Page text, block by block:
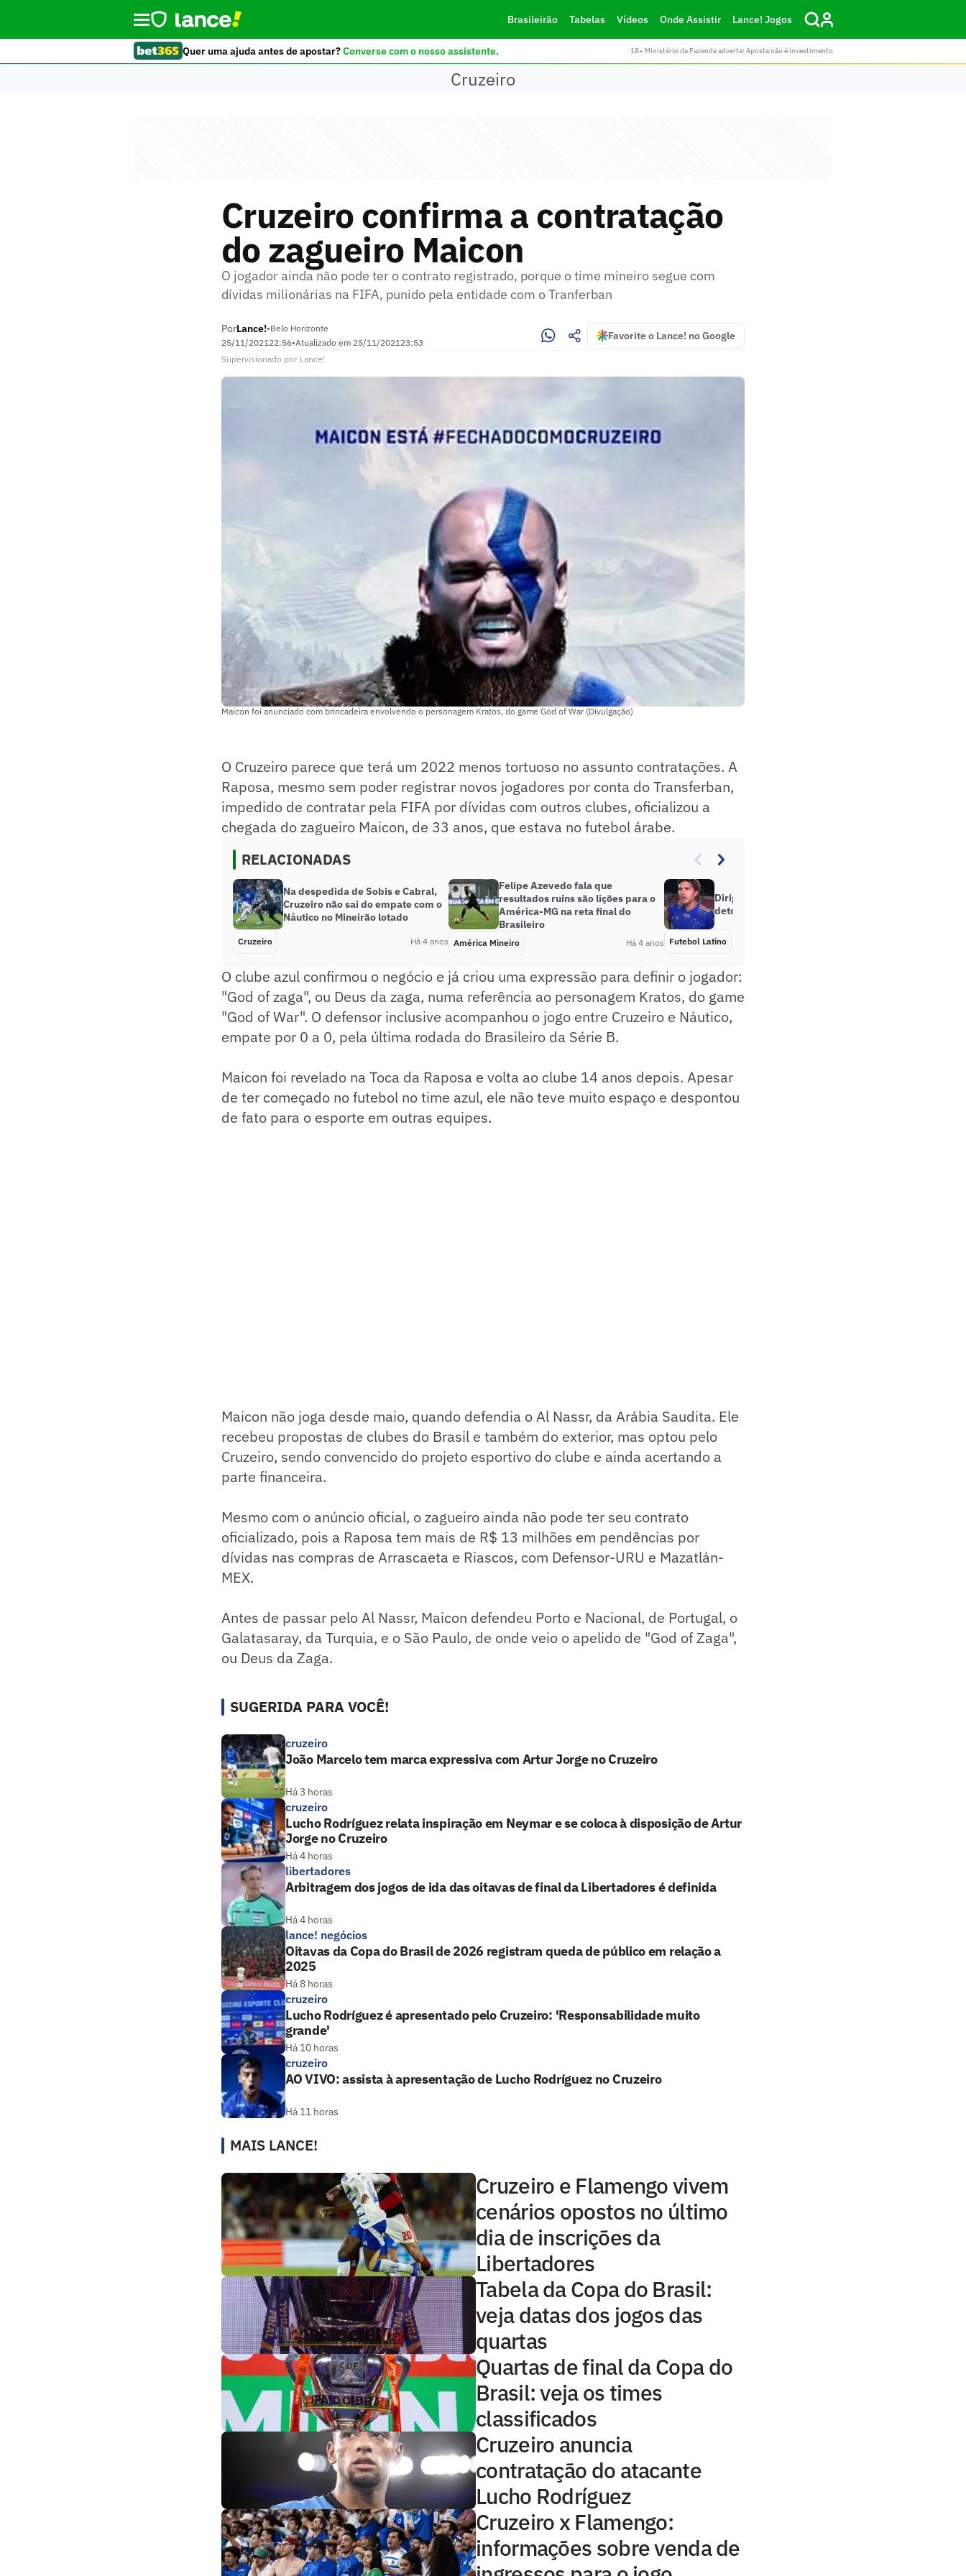
Brasileirão Tabelas Vídeos Onde Assistir Lance! Jogos
Quer uma ajuda antes de apostar?Converse com o nosso assistente. 18+ Ministério da Fazenda adverte: Aposta não é investimento
Cruzeiro
Cruzeiro confirma a contratação
do zagueiro Maicon
O jogador ainda não pode ter o contrato registrado, porque o time mineiro segue com
dívidas milionárias na FIFA, punido pela entidade com o Tranferban
PorLance!•Belo Horizonte
25/11/202122:56•Atualizado em 25/11/202123:53
Favorite o Lance! no Google
Supervisionado por Lance!
Maicon foi anunciado com brincadeira envolvendo o personagem Kratos, do game God of War (Divulgação)
O Cruzeiro parece que terá um 2022 menos tortuoso no assunto contratações. A
Raposa, mesmo sem poder registrar novos jogadores por conta do Transferban,
impedido de contratar pela FIFA por dívidas com outros clubes, oficializou a
chegada do zagueiro Maicon, de 33 anos, que estava no futebol árabe.
RELACIONADAS
Na despedida de Sobis e Cabral,
Cruzeiro não sai do empate com o
Náutico no Mineirão lotado
Cruzeiro Há 4 anos
Felipe Azevedo fala que
resultados ruins são lições para o
América-MG na reta final do
Brasileiro
América Mineiro Há 4 anos
Dirigente de clube sul-americano
detona Marcelo Moreno
Futebol Latino
O clube azul confirmou o negócio e já criou uma expressão para definir o jogador:
"God of zaga", ou Deus da zaga, numa referência ao personagem Kratos, do game
"God of War". O defensor inclusive acompanhou o jogo entre Cruzeiro e Náutico,
empate por 0 a 0, pela última rodada do Brasileiro da Série B.
Maicon foi revelado na Toca da Raposa e volta ao clube 14 anos depois. Apesar
de ter começado no futebol no time azul, ele não teve muito espaço e despontou
de fato para o esporte em outras equipes.
Maicon não joga desde maio, quando defendia o Al Nassr, da Arábia Saudita. Ele
recebeu propostas de clubes do Brasil e também do exterior, mas optou pelo
Cruzeiro, sendo convencido do projeto esportivo do clube e ainda acertando a
parte financeira.
Mesmo com o anúncio oficial, o zagueiro ainda não pode ter seu contrato
oficializado, pois a Raposa tem mais de R$ 13 milhões em pendências por
dívidas nas compras de Arrascaeta e Riascos, com Defensor-URU e Mazatlán-
MEX.
Antes de passar pelo Al Nassr, Maicon defendeu Porto e Nacional, de Portugal, o
Galatasaray, da Turquia, e o São Paulo, de onde veio o apelido de "God of Zaga",
ou Deus da Zaga.
SUGERIDA PARA VOCÊ!
cruzeiro
João Marcelo tem marca expressiva com Artur Jorge no Cruzeiro
Há 3 horas
cruzeiro
Lucho Rodríguez relata inspiração em Neymar e se coloca à disposição de Artur
Jorge no Cruzeiro
Há 4 horas
libertadores
Arbitragem dos jogos de ida das oitavas de final da Libertadores é definida
Há 4 horas
lance! negócios
Oitavas da Copa do Brasil de 2026 registram queda de público em relação a
2025
Há 8 horas
cruzeiro
Lucho Rodríguez é apresentado pelo Cruzeiro: 'Responsabilidade muito
grande'
Há 10 horas
cruzeiro
AO VIVO: assista à apresentação de Lucho Rodríguez no Cruzeiro
Há 11 horas
MAIS LANCE!
Cruzeiro e Flamengo vivem
cenários opostos no último
dia de inscrições da
Libertadores
Tabela da Copa do Brasil:
veja datas dos jogos das
quartas
Quartas de final da Copa do
Brasil: veja os times
classificados
Cruzeiro anuncia
contratação do atacante
Lucho Rodríguez
Cruzeiro x Flamengo:
informações sobre venda de